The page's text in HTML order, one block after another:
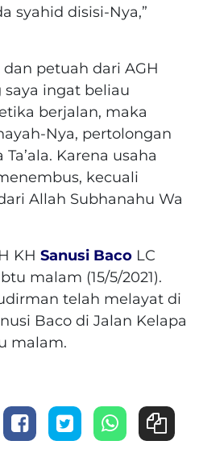
syahid disisi-Nya,”
petuah dari AGH
saya ingat beliau
berjalan, maka
Nya, pertolongan
Karena usaha
kecuali
Allah Subhanahu Wa
KH Sanusi Baco LC
malam (15/5/2021).
telah melayat di
Baco di Jalan Kelapa
malam.